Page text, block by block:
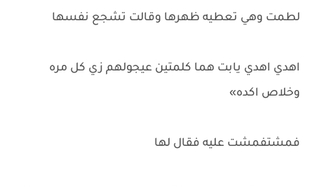
لطمت وهي تعطيه ظهرها وقالت تشجع نفسها
اهدي اهدي يابت هما كلمتين عيجولهم زي كل مره
وخلاص اكده»
فمشتفمشت عليه فقال لها